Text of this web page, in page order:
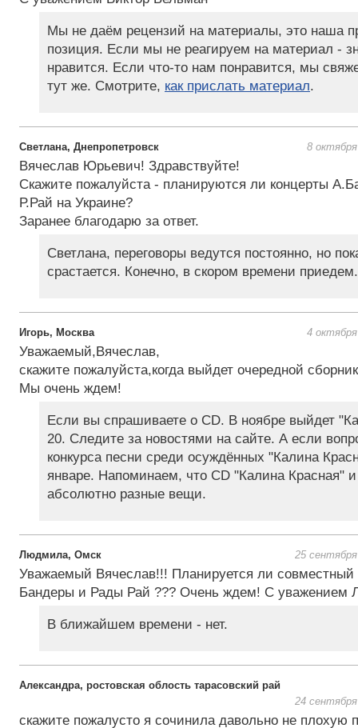
Мы не даём рецензий на материалы, это наша
позиция. Если мы не реагируем на материал -
нравится. Если что-то нам понравится, мы
тут же. Смотрите, как прислать материал.
Светлана, Днепропетровск 8
Вячеслав Юрьевич! Здравствуйте!
Скажите пожалуйста - планируются ли концерты
Р.Рай на Украине?
Заранее благодарю за ответ.
Светлана, переговоры ведутся постоянно, но
срастается. Конечно, в скором времени приедем.
Игорь, Москва 4
Уважаемый,Вячеслав,
скажите пожалуйста,когда выйдет очередной
Мы очень ждем!
Если вы спрашиваете о CD. В ноябре выйдет
20. Следите за новостями на сайте. А если
конкурса песни среди осуждённых "Калина
январе. Напоминаем, что CD "Калина Красная"
абсолютно разные вещи.
Людмила, Омск 25
Уважаемый Вячеслав!!! Планируется ли совместный
Бандеры и Рады Рай ??? Очень ждем! С уважением
В ближайшем времени - нет.
Александра, ростовская облость тарасовский рай
24
скажите пожалусто я сочинила давольно не плохую